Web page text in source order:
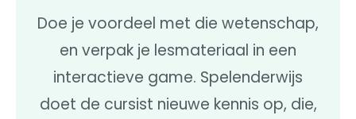
Doe je voordeel met die wetenschap,
en verpak je lesmateriaal in een
interactieve game. Spelenderwijs
doet de cursist nieuwe kennis op, die,